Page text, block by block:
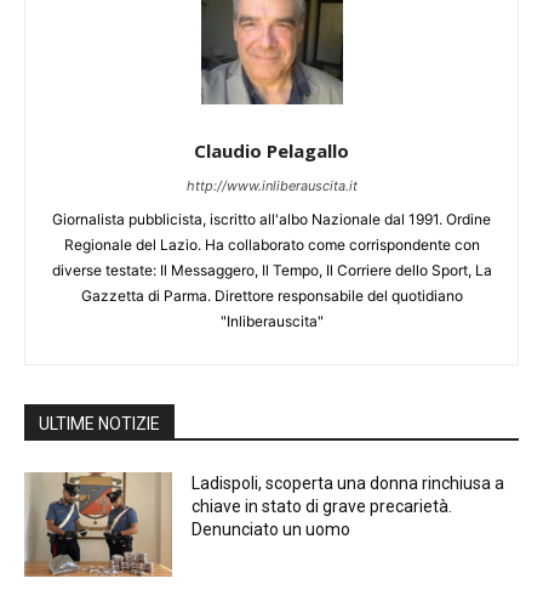
Claudio Pelagallo
http://www.inliberauscita.it
Giornalista pubblicista, iscritto all'albo Nazionale dal 1991. Ordine
Regionale del Lazio. Ha collaborato come corrispondente con
diverse testate: Il Messaggero, Il Tempo, Il Corriere dello Sport, La
Gazzetta di Parma. Direttore responsabile del quotidiano
"Inliberauscita"
ULTIME NOTIZIE
Ladispoli, scoperta una donna rinchiusa a
chiave in stato di grave precarietà.
Denunciato un uomo